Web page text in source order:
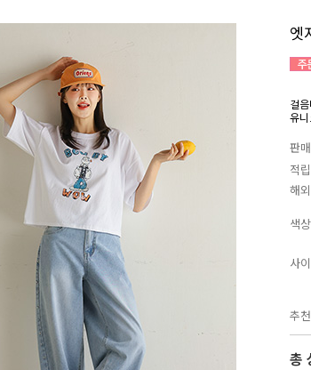
엣
걸
유
판
적
해
색상
사
추
총